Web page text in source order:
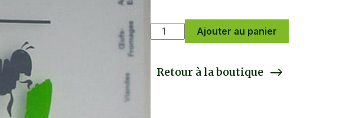
quantité
de
pour
Ajouter au panier
Retour à la boutique